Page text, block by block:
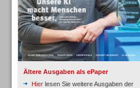
Ältere Ausgaben als ePaper
Hier lesen Sie weitere Ausgaben der